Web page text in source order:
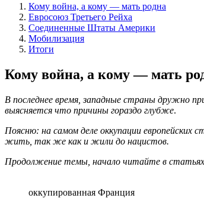
Кому война, а кому — мать родна
Евросоюз Третьего Рейха
Соединенные Штаты Америки
Мобилизация
Итоги
Кому война, а кому — мать
В последнее время, западные страны дружно
выясняется что причины гораздо глубже.
Поясню: на самом деле оккупации европейских
жить, так же как и жили до нацистов.
Продолжение темы, начало читайте в
оккупированная Франция